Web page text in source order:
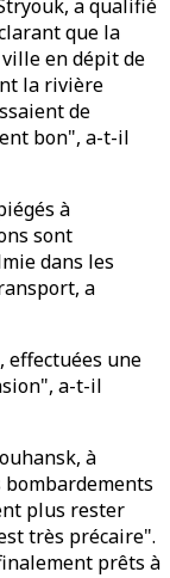
a qualifié
que la
en dépit de
la rivière
de
bon", a-t-il
à
sont
dans les
a
effectuées une
a-t-il
à
plus rester
très précaire".
prêts à